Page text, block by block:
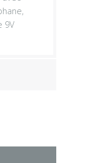
9V